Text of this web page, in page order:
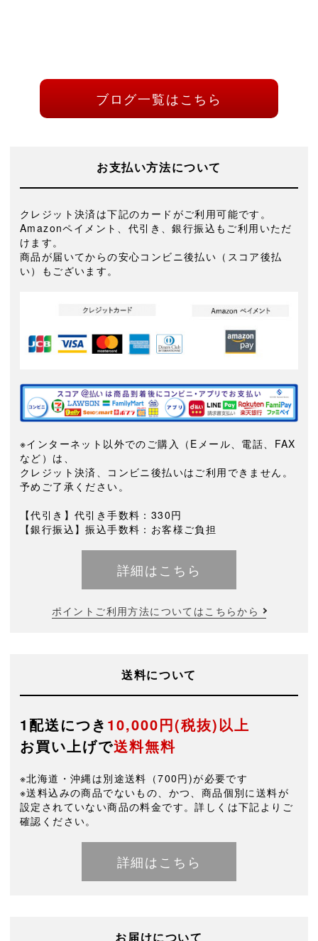
ブログ一覧はこちら
お支払い方法について
クレジット決済は下記のカードがご利用可能です。
Amazonペイメント、代引き、銀行振込もご利用いただ
けます。
商品が届いてからの安心コンビニ後払い（スコア後払
い）もございます。
※インターネット以外でのご購入（Eメール、電話、FAX
など）は、
クレジット決済、コンビニ後払いはご利用できません。
予めご了承ください。
【代引き】代引き手数料：330円
【銀行振込】振込手数料：お客様ご負担
詳細はこちら
ポイントご利用方法についてはこちらから
送料について
1配送につき 10,000円(税抜)以上
お買い上げで送料無料
※北海道・沖縄は別途送料（700円)が必要です
※送料込みの商品でないもの、かつ、商品個別に送料が
設定されていない商品の料金です。詳しくは下記よりご
確認ください。
詳細はこちら
お届けについて